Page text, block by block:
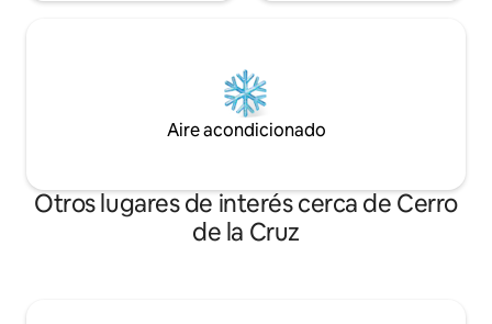
Aire acondicionado
Otros lugares de interés cerca de Cerro
de la Cruz